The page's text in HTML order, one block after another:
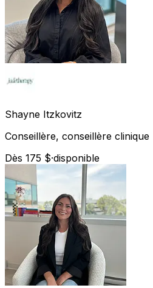
Shayne Itzkovitz
Conseillère, conseillère clinique
Dès 175 $·disponible